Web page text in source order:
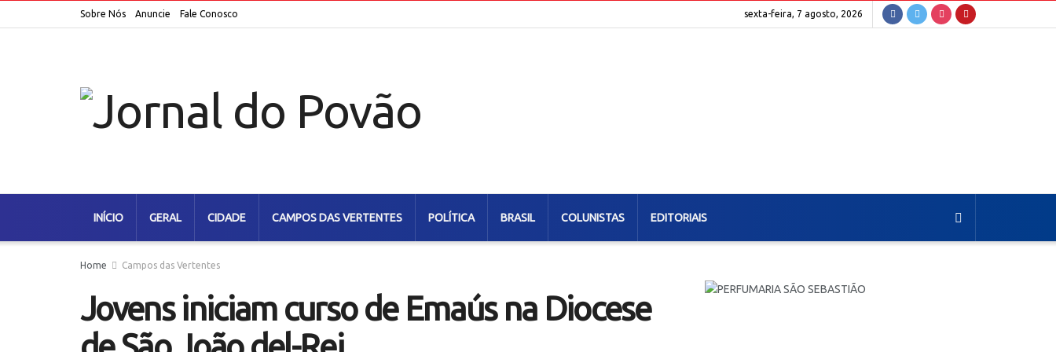
Sobre Nós Anuncie Fale Conosco sexta-feira, 7 agosto, 2026
INÍCIO GERAL CIDADE CAMPOS DAS VERTENTES POLÍTICA BRASIL COLUNISTAS EDITORIAIS
Home Campos das Vertentes
Jovens iniciam curso de Emaús na Diocese